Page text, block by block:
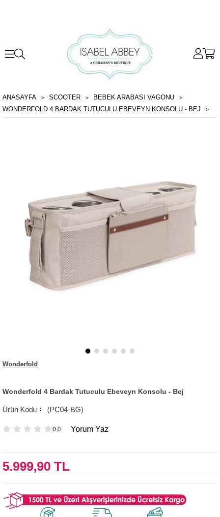
ANASAYFA SCOOTER
BEBEK ARABASI VAGONU
WONDERFOLD 4 BARDAK TUTUCULU EBEVEYN KONSOLU - BEJ
Wonderfold
Wonderfold 4 Bardak Tutuculu Ebeveyn Konsolu - Bej
(PC04-BG)
0.0 Yorum Yaz
5.999,90 TL